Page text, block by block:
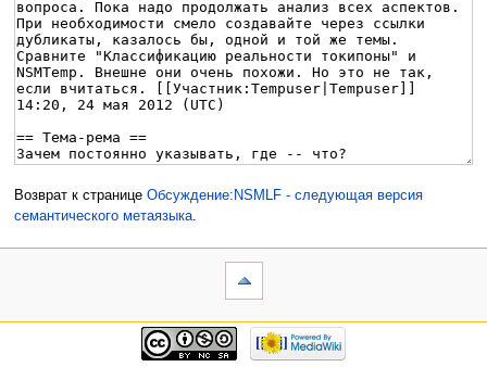
Возврат к странице Обсуждение:NSMLF - следующая версия
семантического метаязыка.